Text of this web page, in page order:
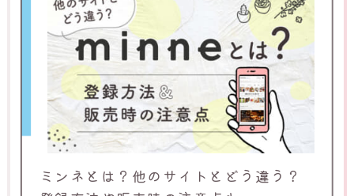
ミンネとは？他のサイトとどう違う？